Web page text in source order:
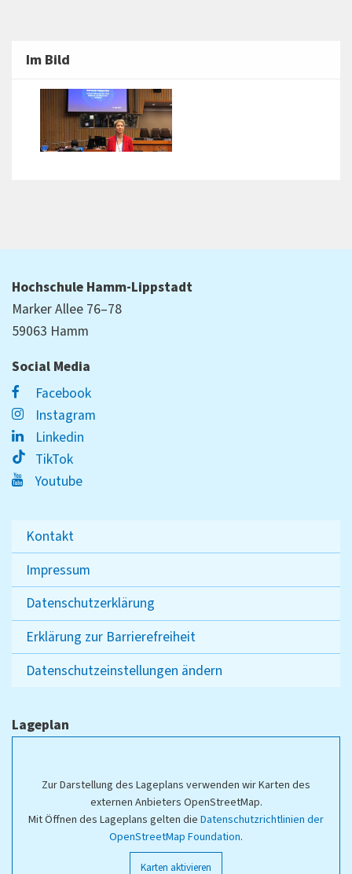
Im Bild
Hochschule Hamm-Lippstadt
Marker Allee 76–78
59063 Hamm
Social Media
Facebook
Instagram
Linkedin
TikTok
Youtube
Kontakt
Impressum
Datenschutzerklärung
Erklärung zur Barrierefreiheit
Datenschutzeinstellungen ändern
Lageplan
Zur Darstellung des Lageplans verwenden wir Karten des
externen Anbieters OpenStreetMap.
Mit Öffnen des Lageplans gelten die Datenschutzrichtlinien der
OpenStreetMap Foundation.
Karten aktivieren